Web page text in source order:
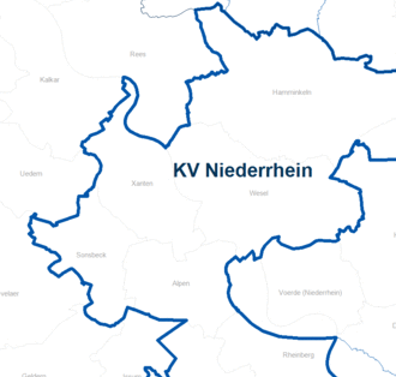
Pflegeberatung
Hilfs-Mittel-Verleih
Servicewohnen-Sonnenpark
Tages-Pflege